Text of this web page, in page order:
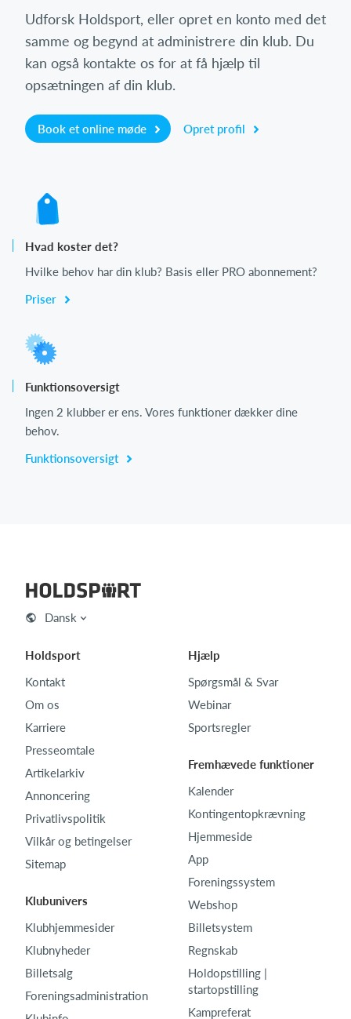
Udforsk Holdsport, eller opret en konto med det
samme og begynd at administrere din klub. Du
kan også kontakte os for at få hjælp til
opsætningen af din klub.
Book et online møde Opret profil
Hvad koster det?
Hvilke behov har din klub? Basis eller PRO abonnement?
Priser
Funktionsoversigt
Ingen 2 klubber er ens. Vores funktioner dækker dine
behov.
Funktionsoversigt
Dansk
Holdsport
Kontakt
Om os
Karriere
Presseomtale
Artikelarkiv
Annoncering
Privatlivspolitik
Vilkår og betingelser
Sitemap
Klubunivers
Klubhjemmesider
Klubnyheder
Billetsalg
Foreningsadministration
Hjælp
Spørgsmål & Svar
Webinar
Sportsregler
Fremhævede funktioner
Kalender
Kontingentopkrævning
Hjemmeside
App
Foreningssystem
Webshop
Billetsystem
Regnskab
Holdopstilling |
startopstilling
Kampreferat